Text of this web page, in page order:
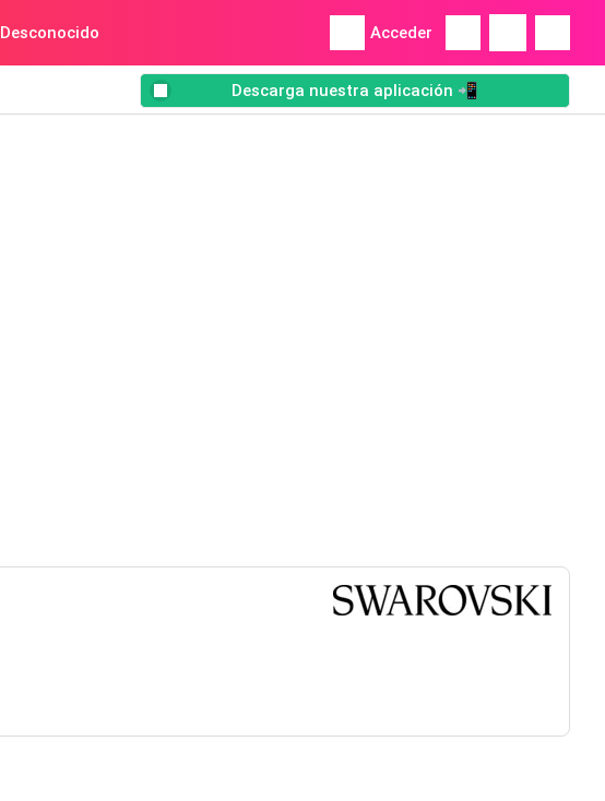
Desconocido Acceder
Descarga nuestra aplicación 📲